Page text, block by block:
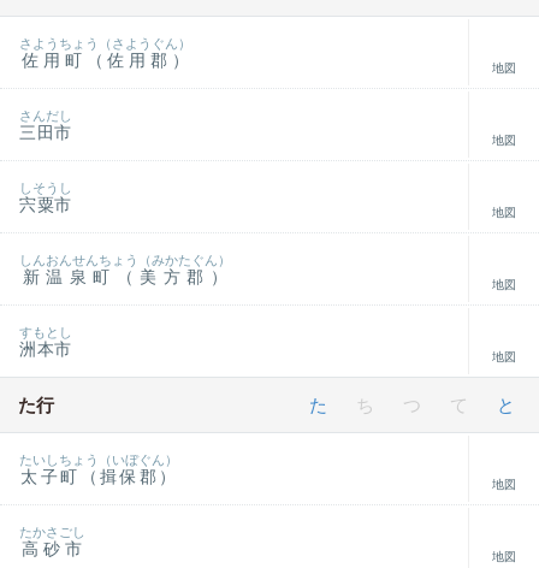
佐用町（佐用郡）
さようちょう（さようぐん）
地図
三田市
さんだし
地図
宍粟市
しそうし
地図
新温泉町（美方郡）
しんおんせんちょう（みかたぐん）
地図
洲本市
すもとし
地図
た行 た ち つ て と
太子町（揖保郡）
たいしちょう（いぼぐん）
地図
高砂市
たかさごし
地図